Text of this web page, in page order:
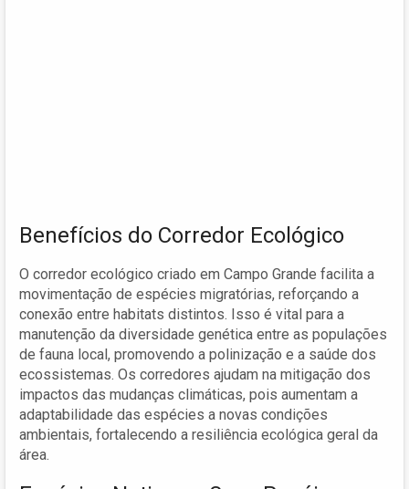
Benefícios do Corredor Ecológico
O corredor ecológico criado em Campo Grande facilita a
movimentação de espécies migratórias, reforçando a
conexão entre habitats distintos. Isso é vital para a
manutenção da diversidade genética entre as populações
de fauna local, promovendo a polinização e a saúde dos
ecossistemas. Os corredores ajudam na mitigação dos
impactos das mudanças climáticas, pois aumentam a
adaptabilidade das espécies a novas condições
ambientais, fortalecendo a resiliência ecológica geral da
área.